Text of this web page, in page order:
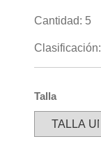
Cantidad: 5
Clasificación:
Talla